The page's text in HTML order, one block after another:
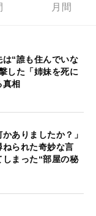
月間
は“誰も住んでいな
した「姉妹を死に
真相
ありましたか？」
られた奇妙な言
まった“部屋の秘